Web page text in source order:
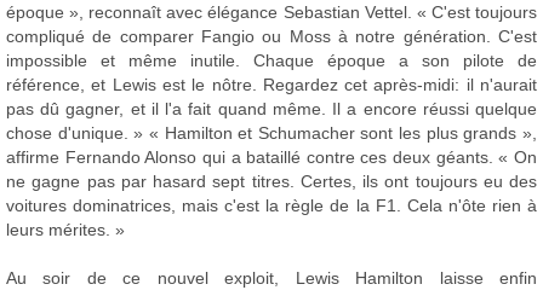
époque », reconnaît avec élégance Sebastian Vettel. « C'est toujours
compliqué de comparer Fangio ou Moss à notre génération. C'est
impossible et même inutile. Chaque époque a son pilote de
référence, et Lewis est le nôtre. Regardez cet après-midi: il n'aurait
pas dû gagner, et il l'a fait quand même. Il a encore réussi quelque
chose d'unique. » « Hamilton et Schumacher sont les plus grands »,
affirme Fernando Alonso qui a bataillé contre ces deux géants. « On
ne gagne pas par hasard sept titres. Certes, ils ont toujours eu des
voitures dominatrices, mais c'est la règle de la F1. Cela n'ôte rien à
leurs mérites. »
Au soir de ce nouvel exploit, Lewis Hamilton laisse enfin